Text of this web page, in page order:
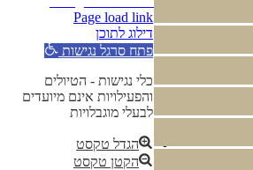
Page load link
דילוג לתוכן
פתח סרגל נגישות
כלי נגישות - הטיולים
והפעילויות אינם מיועדים
לבעלי מוגבלויות
הגדל טקסט
הקטן טקסט